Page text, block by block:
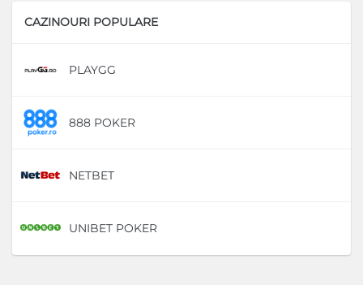
CAZINOURI POPULARE
PLAYGG
888 POKER
NETBET
UNIBET POKER